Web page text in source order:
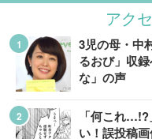
アク
3児の母・中
るおび」収
な」の声
「何これ
い！誤投稿